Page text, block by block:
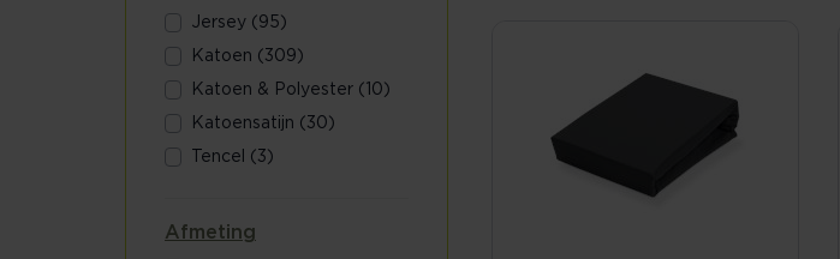
Jersey (95)
Katoen (309)
Katoen & Polyester (10)
Katoensatijn (30)
Tencel (3)
Afmeting